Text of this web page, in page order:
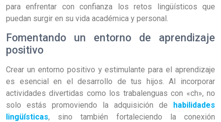
para enfrentar con confianza los retos lingüísticos que
puedan surgir en su vida académica y personal.
Fomentando un entorno de aprendizaje
positivo
Crear un entorno positivo y estimulante para el aprendizaje
es esencial en el desarrollo de tus hijos. Al incorporar
actividades divertidas como los trabalenguas con «ch», no
solo estás promoviendo la adquisición de habilidades
lingüísticas, sino también fortaleciendo la conexión